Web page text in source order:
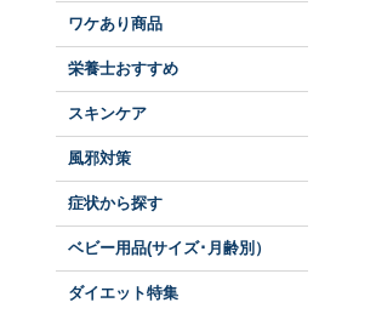
ワケあり商品
栄養士おすすめ
スキンケア
風邪対策
症状から探す
ベビー用品(サイズ･月齢別）
ダイエット特集